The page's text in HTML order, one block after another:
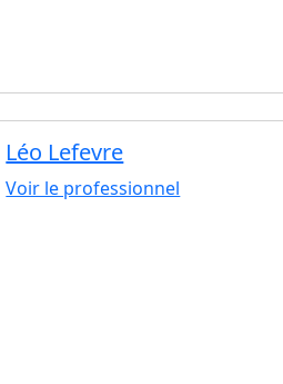
Léo Lefevre
Voir le professionnel